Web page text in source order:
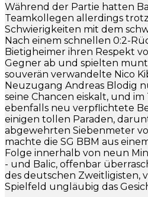
Während der Partie hatten
Teamkollegen allerdings
Schwierigkeiten mit dem
Nach einem schnellen 0:2-
Bietigheimer ihren Respekt
Gegner ab und spielten
souverän verwandelte Nico
Neuzugang Andreas Blodig
seine Chancen eiskalt, und
ebenfalls neu verpflichtete
einigen tollen Paraden,
abgewehrten Siebenmeter
machte die SG BBM aus
Folge innerhalb von neun
- und Balic, offenbar
des deutschen Zweitligisten,
Spielfeld ungläubig das